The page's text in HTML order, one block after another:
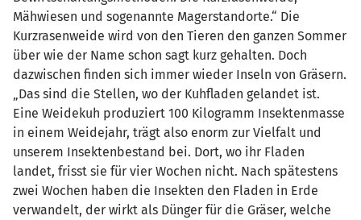
Mähwiesen und sogenannte Magerstandorte.“ Die
Kurzrasenweide wird von den Tieren den ganzen Sommer
über wie der Name schon sagt kurz gehalten. Doch
dazwischen finden sich immer wieder Inseln von Gräsern.
„Das sind die Stellen, wo der Kuhfladen gelandet ist.
Eine Weidekuh produziert 100 Kilogramm Insektenmasse
in einem Weidejahr, trägt also enorm zur Vielfalt und
unserem Insektenbestand bei. Dort, wo ihr Fladen
landet, frisst sie für vier Wochen nicht. Nach spätestens
zwei Wochen haben die Insekten den Fladen in Erde
verwandelt, der wirkt als Dünger für die Gräser, welche